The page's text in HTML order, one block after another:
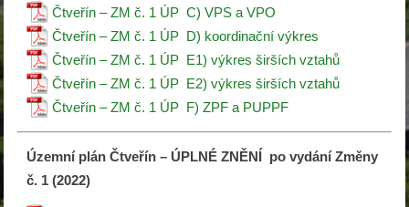
Čtveřín – ZM č. 1 ÚP C) VPS a VPO
Čtveřín – ZM č. 1 ÚP D) koordinační výkres
Čtveřín – ZM č. 1 ÚP E1) výkres širších vztahů
Čtveřín – ZM č. 1 ÚP E2) výkres širších vztahů
Čtveřín – ZM č. 1 ÚP F) ZPF a PUPPF
Územní plán Čtveřín – ÚPLNÉ ZNĚNÍ po vydání Změny
č. 1 (2022)